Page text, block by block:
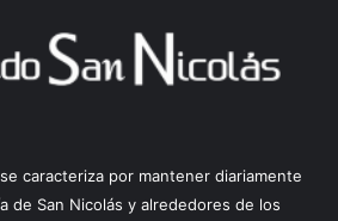
caracteriza por mantener diariamente
de San Nicolás y alrededores de los